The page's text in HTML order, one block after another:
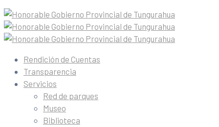
Rendición de Cuentas
Transparencia
Servicios
Red de parques
Museo
Biblioteca